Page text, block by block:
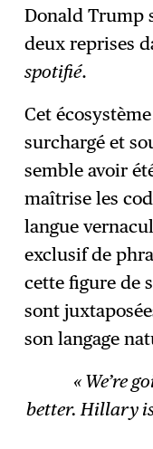
Donald Trump
deux reprises
spotifié.
Cet
surchargé et
semble avoir
maîtrise les
langue
exclusif de
cette figure de
sont
son langage
« We’re
better. Hillary